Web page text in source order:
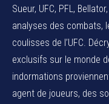
Sueur, UFC, PFL,
analyses des combats,
coulisses de l’UFC.
exclusifs sur le monde
indormations
agent de joueurs, des